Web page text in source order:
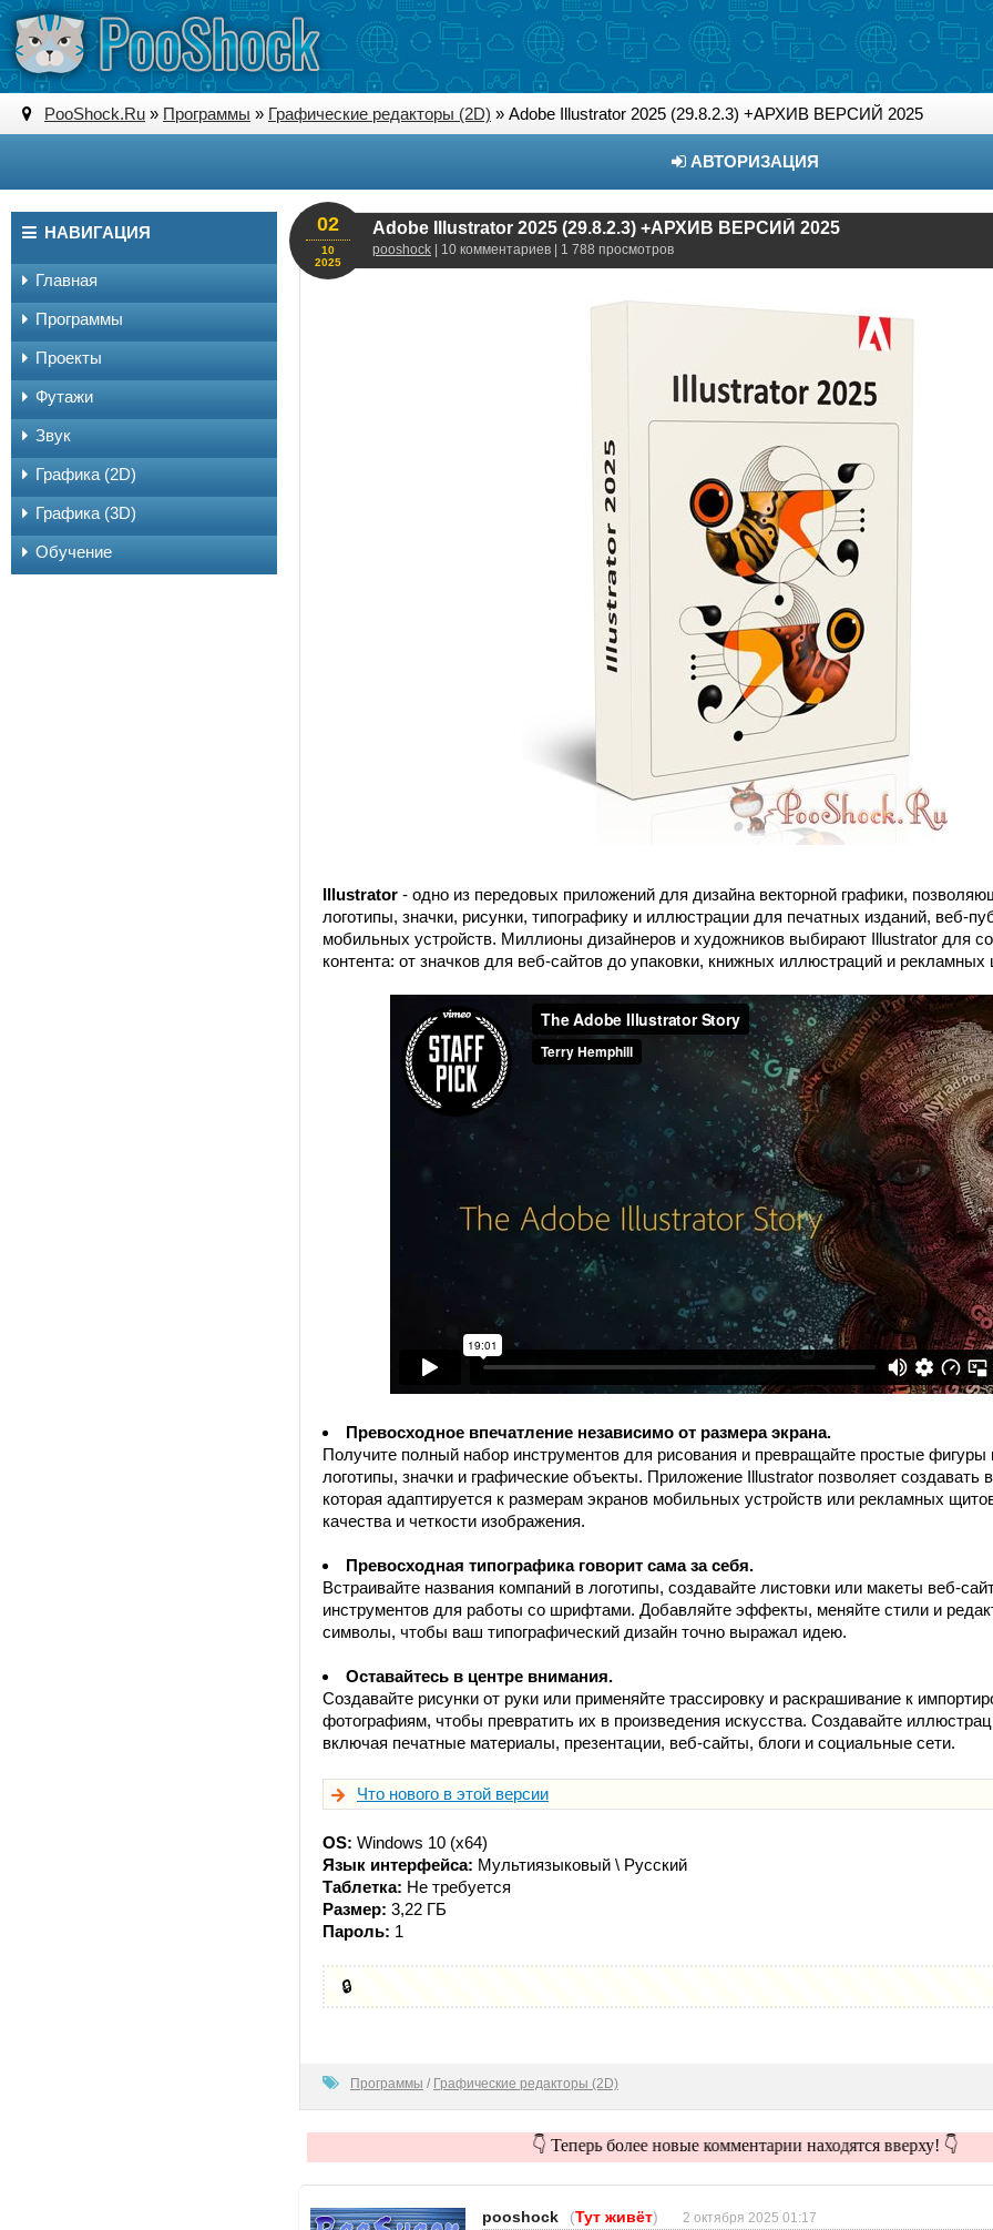
PooShock.Ru » Программы » Графические редакторы (2D) » Adobe Illustrator 2025 (29.8.2.3) +АРХИВ ВЕРСИЙ 2025
АВТОРИЗАЦИЯ
Adobe Illustrator 2025 (29.8.2.3) +АРХИВ ВЕРСИЙ 2025
pooshock | 10 комментариев | 1 788 просмотров
02
10
2025
Illustrator - одно из передовых приложений для дизайна векторной графики,
логотипы, значки, рисунки, типографику и иллюстрации для печатных изданий, веб-
мобильных устройств. Миллионы дизайнеров и художников выбирают Illustrator для
контента: от значков для веб-сайтов до упаковки, книжных иллюстраций и рекламных
Превосходное впечатление независимо от размера экрана.
Получите полный набор инструментов для рисования и превращайте простые
логотипы, значки и графические объекты. Приложение Illustrator позволяет создавать
которая адаптируется к размерам экранов мобильных устройств или рекламных
качества и четкости изображения.
Превосходная типографика говорит сама за себя.
Встраивайте названия компаний в логотипы, создавайте листовки или макеты веб-
инструментов для работы со шрифтами. Добавляйте эффекты, меняйте стили и
символы, чтобы ваш типографический дизайн точно выражал идею.
Оставайтесь в центре внимания.
Создавайте рисунки от руки или применяйте трассировку и раскрашивание к
фотографиям, чтобы превратить их в произведения искусства. Создавайте
включая печатные материалы, презентации, веб-сайты, блоги и социальные сети.
Что нового в этой версии
OS: Windows 10 (x64)
Язык интерфейса: Мультиязыковый \ Русский
Таблетка: Не требуется
Размер: 3,22 ГБ
Пароль: 1
🔒
Программы / Графические редакторы (2D)
👇 Теперь более новые комментарии находятся вверху! 👇
pooshock (Тут живёт) 2 октября 2025 01:17
НАВИГАЦИЯ
Главная
Программы
Проекты
Футажи
Звук
Графика (2D)
Графика (3D)
Обучение